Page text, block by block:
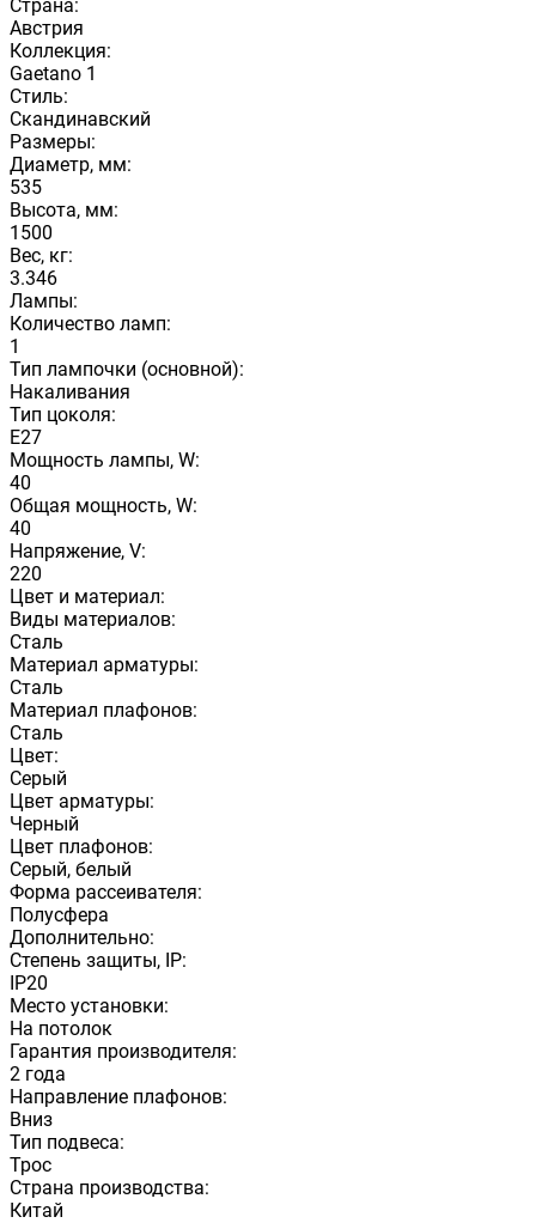
Страна:
Австрия
Коллекция:
Gaetano 1
Стиль:
Скандинавский
Размеры:
Диаметр, мм:
535
Высота, мм:
1500
Вес, кг:
3.346
Лампы:
Количество ламп:
1
Тип лампочки (основной):
Накаливания
Тип цоколя:
E27
Мощность лампы, W:
40
Общая мощность, W:
40
Напряжение, V:
220
Цвет и материал:
Виды материалов:
Сталь
Материал арматуры:
Сталь
Материал плафонов:
Сталь
Цвет:
Серый
Цвет арматуры:
Черный
Цвет плафонов:
Серый, белый
Форма рассеивателя:
Полусфера
Дополнительно:
Степень защиты, IP:
IP20
Место установки:
На потолок
Гарантия производителя:
2 года
Направление плафонов:
Вниз
Тип подвеса:
Трос
Страна производства:
Китай